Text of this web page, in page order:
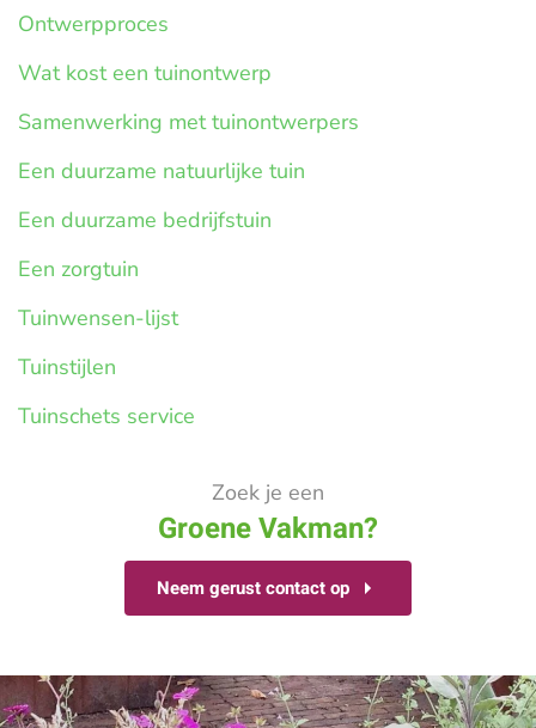
Ontwerpproces
Wat kost een tuinontwerp
Samenwerking met tuinontwerpers
Een duurzame natuurlijke tuin
Een duurzame bedrijfstuin
Een zorgtuin
Tuinwensen-lijst
Tuinstijlen
Tuinschets service
Zoek je een
Groene Vakman?
Neem gerust contact op